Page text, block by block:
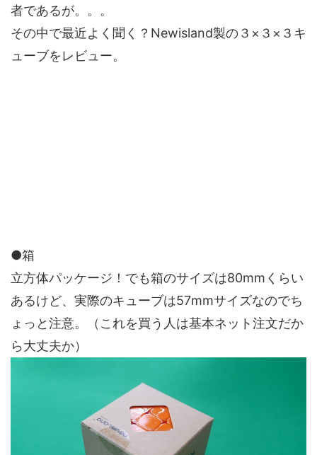
者であるが。。。
その中で最近よく聞く？Newisland製の３×３×３キ
ューブをレビュー。
●箱
立方体パッケージ！でも箱のサイズは80mmくらい
あるけど、実際のキューブは57mmサイズなのでち
ょっと注意。（これを買う人は基本ネット注文だか
ら大丈夫か）